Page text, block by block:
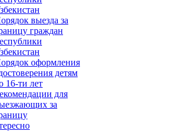
выезда за
граждан
оформления
детям
16-ти лет
для
за